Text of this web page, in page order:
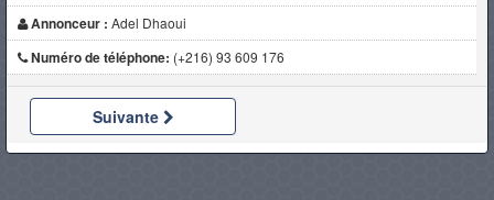
Annonceur : Adel Dhaoui
Numéro de téléphone: (+216) 93 609 176
Suivante